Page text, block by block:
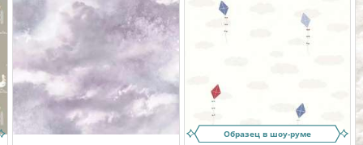
Образец в шоу-руме